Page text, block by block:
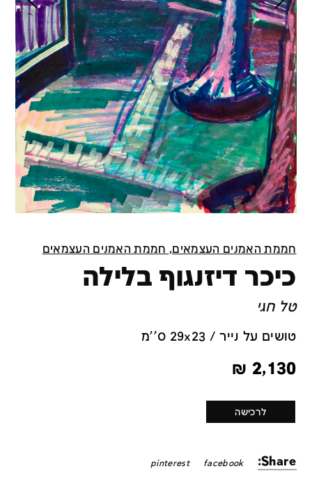
חממת האמנים העצמאים, חממת האמנים העצמאים
כיכר דיזנגוף בלילה
טל חגי
טושים על נייר / 29x23 ס''מ
2,130
₪
לרכישה
Share:
facebook
pinterest